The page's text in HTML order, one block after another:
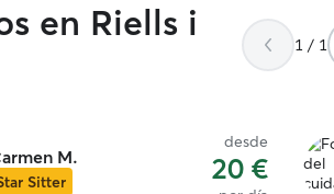
en Riells i
1 / 1
M.
Sitter
desde
20 €